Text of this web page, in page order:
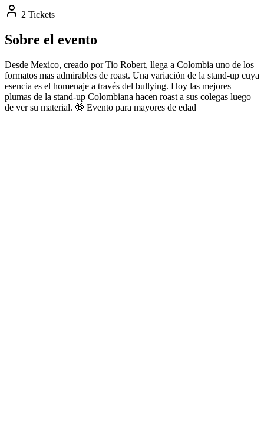
2 Tickets
Sobre el evento
Desde Mexico, creado por Tio Robert, llega a Colombia uno de los
formatos mas admirables de roast. Una variación de la stand-up cuya
esencia es el homenaje a través del bullying. Hoy las mejores
plumas de la stand-up Colombiana hacen roast a sus colegas luego
de ver su material. 🔞 Evento para mayores de edad